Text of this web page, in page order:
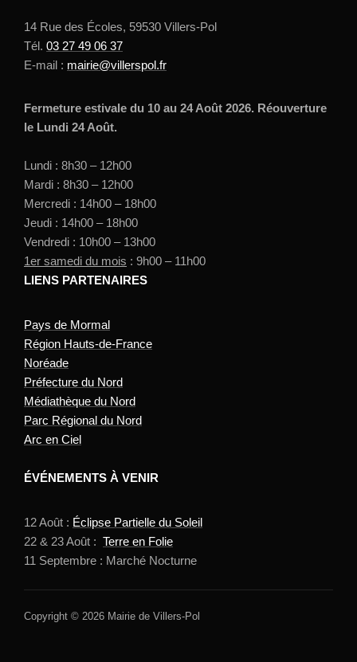
14 Rue des Écoles, 59530 Villers-Pol
Tél. 03 27 49 06 37
E-mail : mairie@villerspol.fr
Fermeture estivale du 10 au 24 Août 2026. Réouverture
le Lundi 24 Août.
Lundi : 8h30 – 12h00
Mardi : 8h30 – 12h00
Mercredi : 14h00 – 18h00
Jeudi : 14h00 – 18h00
Vendredi : 10h00 – 13h00
1er samedi du mois : 9h00 – 11h00
LIENS PARTENAIRES
Pays de Mormal
Région Hauts-de-France
Noréade
Préfecture du Nord
Médiathèque du Nord
Parc Régional du Nord
Arc en Ciel
ÉVÉNEMENTS À VENIR
12 Août : Éclipse Partielle du Soleil
22 & 23 Août : Terre en Folie
11 Septembre : Marché Nocturne
Copyright © 2026 Mairie de Villers-Pol